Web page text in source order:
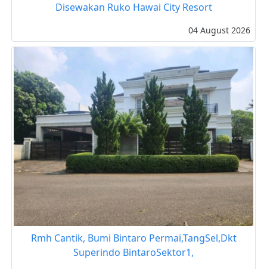
Disewakan Ruko Hawai City Resort
04 August 2026
Rmh Cantik, Bumi Bintaro Permai,TangSel,Dkt
Superindo BintaroSektor1,